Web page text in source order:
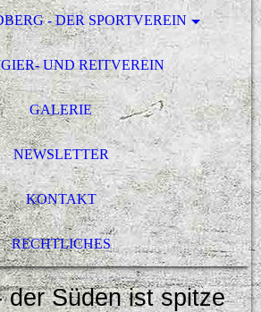
- DER SPORTVEREIN
UND REITVEREIN
GALERIE
NEWSLETTER
KONTAKT
RECHTLICHES
der Süden ist spitze